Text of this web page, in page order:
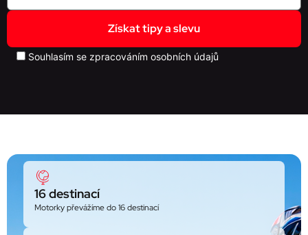
Souhlasím se zpracováním osobních údajů
16 destinací
Motorky převážíme do 16 destinací